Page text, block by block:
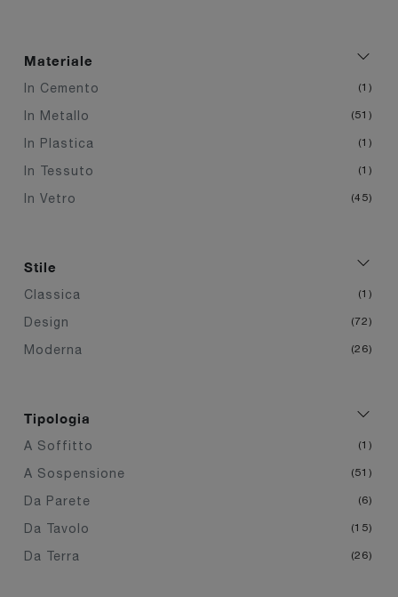
Materiale
In Cemento 1
In Metallo 51
In Plastica 1
In Tessuto 1
In Vetro 45
Stile
Classica 1
Design 72
Moderna 26
Tipologia
A Soffitto 1
A Sospensione 51
Da Parete 6
Da Tavolo 15
Da Terra 26